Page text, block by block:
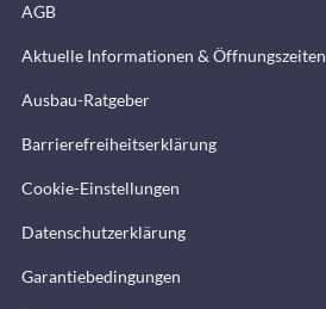
AGB
Aktuelle Informationen & Öffnungszeiten
Ausbau-Ratgeber
Barrierefreiheitserklärung
Cookie-Einstellungen
Datenschutzerklärung
Garantiebedingungen